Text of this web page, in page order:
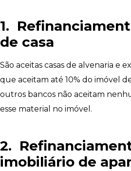
1.
de casa
São aceitas casas de alvenaria e
que aceitam até 10% do imóvel
outros bancos não aceitam
esse material no imóvel.
2.
imobiliário de